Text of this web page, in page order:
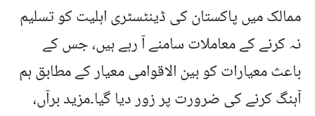
ممالک میں پاکستان کی ڈینٹسٹری اہلیت کو تسلیم
نہ کرنے کے معاملات سامنے آ رہے ہیں، جس کے
باعث معیارات کو بین الاقوامی معیار کے مطابق ہم
آہنگ کرنے کی ضرورت پر زور دیا گیا۔مزید برآں،